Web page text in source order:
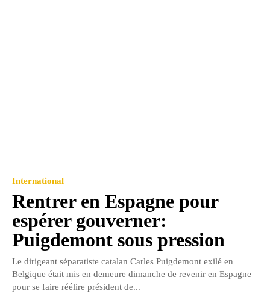
International
Rentrer en Espagne pour
espérer gouverner:
Puigdemont sous pression
Le dirigeant séparatiste catalan Carles Puigdemont exilé en
Belgique était mis en demeure dimanche de revenir en Espagne
pour se faire réélire président de...